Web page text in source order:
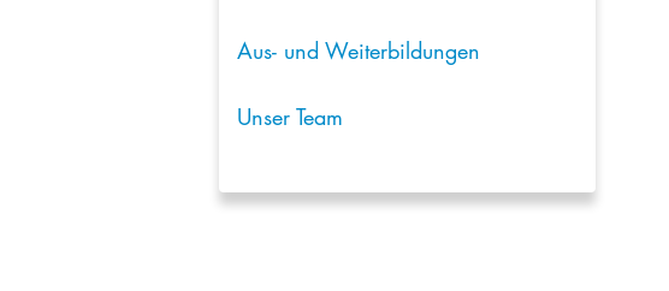
Aus- und Weiterbildungen
Unser Team